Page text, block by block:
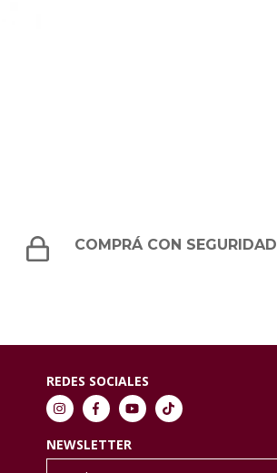
COMPRÁ CON SEGURIDAD
REDES SOCIALES
NEWSLETTER